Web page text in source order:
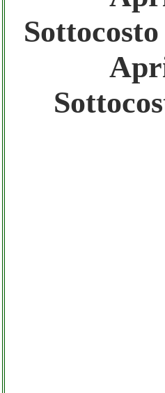
Gratis registra il tuo
Network
Gratis registra il tuo
Network